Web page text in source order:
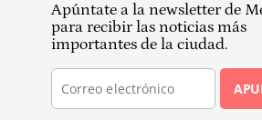
Apúntate a la newsletter de
para recibir las noticias más
importantes de la ciudad.